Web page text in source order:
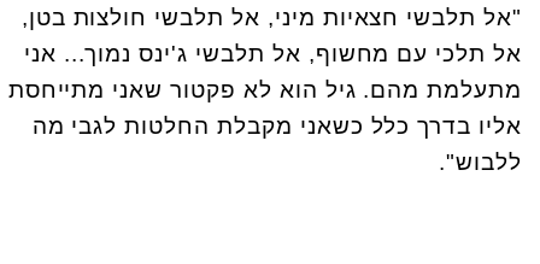
"אל תלבשי חצאיות מיני, אל תלבשי חולצות בטן,
אל תלכי עם מחשוף, אל תלבשי ג'ינס נמוך... אני
מתעלמת מהם. גיל הוא לא פקטור שאני מתייחסת
אליו בדרך כלל כשאני מקבלת החלטות לגבי מה
ללבוש".